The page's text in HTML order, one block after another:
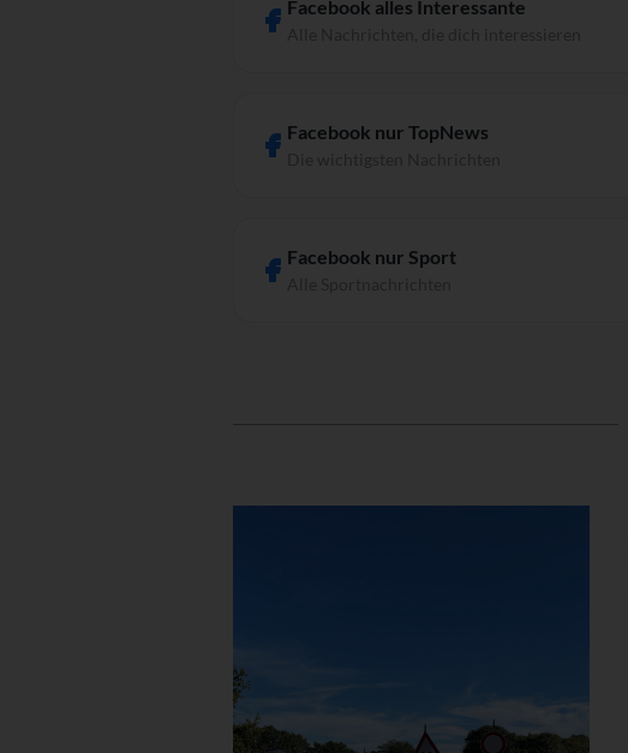
Facebook alles Interessante
Facebook nur TopNews
Facebook nur Sport